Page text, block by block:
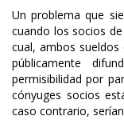
Un problema que
cuando los socios
cual, ambos
públicamente
permisibilidad por
cónyuges socios
caso contrario,